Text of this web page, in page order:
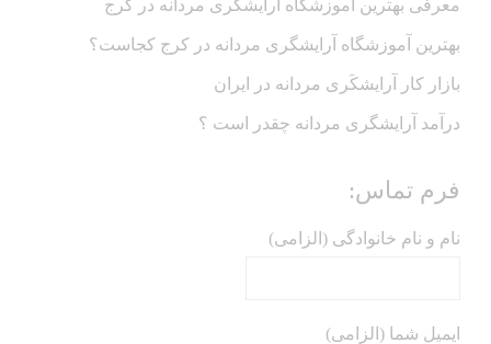
معرفی بهترین آموزشگاه آرایشگری مردانه در کرج
بهترین آموزشگاه آرایشگری مردانه در کرج کجاست؟
بازار كار آرايشكَرى مردانه در ايران
درآمد آرایشگری مردانه چقدر است ؟
فرم تماس:
نام و نام خانوادگی (الزامی)
ایمیل شما (الزامی)